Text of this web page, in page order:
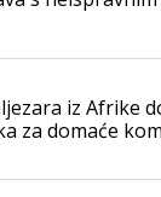
iz Afrike
za domaće